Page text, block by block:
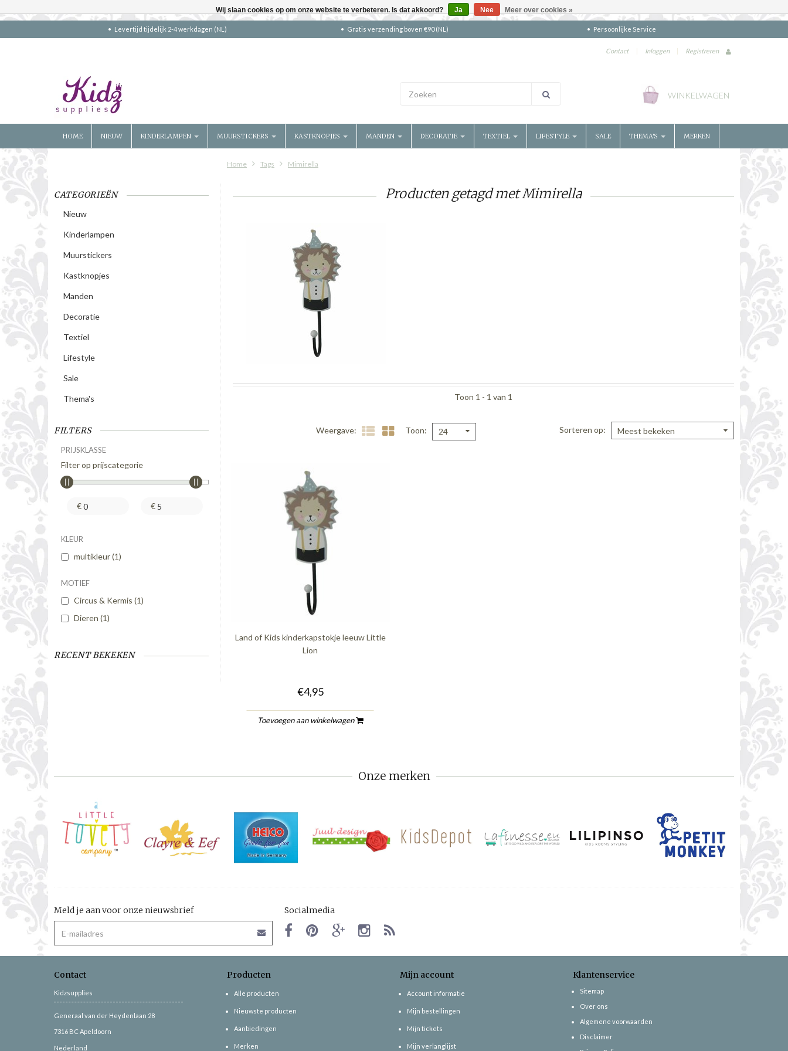
Levertijd tijdelijk 2-4 werkdagen (NL) Gratis verzending boven €90 (NL) Persoonlijke Service
Contact | Inloggen | Registreren
WINKELWAGEN
HOME NIEUW KINDERLAMPEN MUURSTICKERS KASTKNOPJES MANDEN DECORATIE TEXTIEL LIFESTYLE SALE THEMA'S MERKEN
Home Tags Mimirella
CATEGORIEËN
Nieuw
Kinderlampen
Muurstickers
Kastknopjes
Manden
Decoratie
Textiel
Lifestyle
Sale
Thema's
FILTERS
PRIJSKLASSE
Filter op prijscategorie
€ €
KLEUR
multikleur(1)
MOTIEF
Circus & Kermis (1)
Dieren (1)
RECENT BEKEKEN
Producten getagd met Mimirella
Toon 1 - 1 van 1
Weergave Toon 24 Sorteren op Meest bekeken
Land of Kids kinderkapstokje leeuw Little
Lion
€4,95
Toevoegen aan winkelwagen
Onze merken
Meld je aan voor onze nieuwsbrief Socialmedia
Contact
Kidzsupplies
Generaal van der Heydenlaan 28
7316 BC Apeldoorn
Nederland
Producten
Alle producten
Nieuwste producten
Aanbiedingen
Merken
Mijn account
Account informatie
Mijn bestellingen
Mijn tickets
Mijn verlanglijst
Klantenservice
Sitemap
Over ons
Algemene voorwaarden
Disclaimer
Wij slaan cookies op om onze website te verbeteren. Is dat akkoord? Ja Nee Meer over cookies »